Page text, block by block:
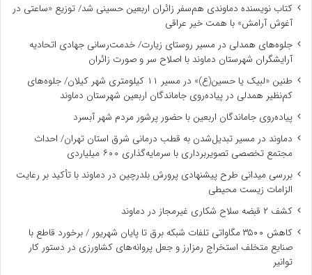
کتاب نویسنده دماوندی هم‌سفر زائران اربعین حسینی شد/ توزیع «ساعتی در
آغوش آرامش» با همت خیر عراقی
جلوه‌های همدلی در مسیر روستای زیارت/ خدمت‌رسانی جهادی اتحادیه
آرایشگران شهرستان دماوند با اصلاح سر و صورت زائران
طنین «لبیک یا حسین(ع)» در مسیر ۱۱ کیلومتری شهر کیلان/ جلوه‌های
کم‌نظیر همدلی در پیاده‌روی جاماندگان اربعین شهرستان دماوند
پیاده‌روی جاماندگان اربعین با حضور پرشور مردم شهر آبسرد
دماوند در مسیر تبدیل‌شدن به قطب درمانی شرق استان تهران/ احداث
مجتمع تخصصی تصویربرداری با سرمایه‌گذاری ۶۰۰ میلیاردی
بررسی میدانی طرح پیشنهادی پرورش بلدرچین در دماوند با تأکید بر رعایت
الزامات زیست ‌محیطی
کشف ۲ قبضه سلاح شکاری غیرمجاز در دماوند
کاهش ۳۵۰۰ مگاواتی تلفات شبکه برق تا پایان شهریور / برخورد قاطع با
صنایع متخلف استخراج رمزارز و جعل پروانه‌های کشاورزی در دستور کار
توانیر